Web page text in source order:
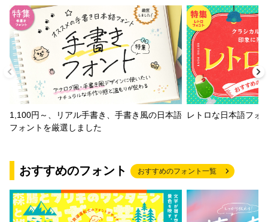
1,100円～、リアル手書き、手書き風の日本語
フォントを厳選しました
レトロな日本語フォ
おすすめのフォント おすすめのフォント一覧